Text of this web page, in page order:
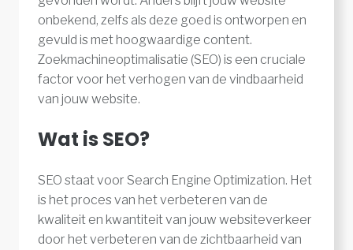
onbekend, zelfs als deze goed is ontworpen en
gevuld is met hoogwaardige content.
Zoekmachineoptimalisatie (SEO) is een cruciale
factor voor het verhogen van de vindbaarheid
van jouw website.
Wat is SEO?
SEO staat voor Search Engine Optimization. Het
is het proces van het verbeteren van de
kwaliteit en kwantiteit van jouw websiteverkeer
door het verbeteren van de zichtbaarheid van